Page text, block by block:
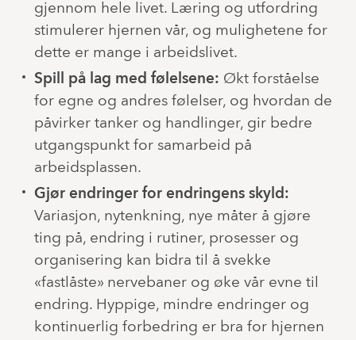
gjennom hele livet. Læring og utfordring
stimulerer hjernen vår, og mulighetene for
dette er mange i arbeidslivet.
Spill på lag med følelsene: Økt forståelse
for egne og andres følelser, og hvordan de
påvirker tanker og handlinger, gir bedre
utgangspunkt for samarbeid på
arbeidsplassen.
Gjør endringer for endringens skyld:
Variasjon, nytenkning, nye måter å gjøre
ting på, endring i rutiner, prosesser og
organisering kan bidra til å svekke
«fastlåste» nervebaner og øke vår evne til
endring. Hyppige, mindre endringer og
kontinuerlig forbedring er bra for hjernen